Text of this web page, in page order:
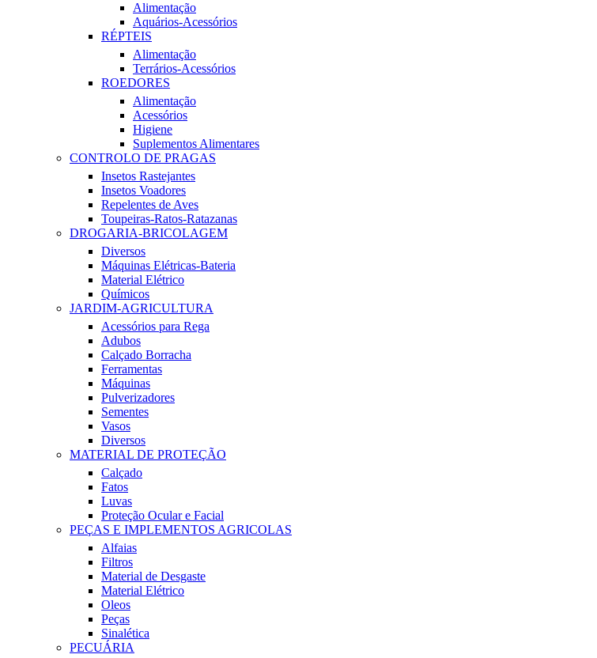
Alimentação
Aquários-Acessórios
RÉPTEIS
Alimentação
Terrários-Acessórios
ROEDORES
Alimentação
Acessórios
Higiene
Suplementos Alimentares
CONTROLO DE PRAGAS
Insetos Rastejantes
Insetos Voadores
Repelentes de Aves
Toupeiras-Ratos-Ratazanas
DROGARIA-BRICOLAGEM
Diversos
Máquinas Elétricas-Bateria
Material Elétrico
Químicos
JARDIM-AGRICULTURA
Acessórios para Rega
Adubos
Calçado Borracha
Ferramentas
Máquinas
Pulverizadores
Sementes
Vasos
Diversos
MATERIAL DE PROTEÇÃO
Calçado
Fatos
Luvas
Proteção Ocular e Facial
PEÇAS E IMPLEMENTOS AGRICOLAS
Alfaias
Filtros
Material de Desgaste
Material Elétrico
Oleos
Peças
Sinalética
PECUÁRIA